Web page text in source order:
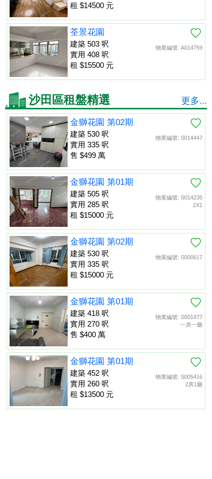
租 $14500 元
物業編號: A014759
荃景花園
建築 503 呎
實用 408 呎
租 $15500 元
沙田區租盤精選 更多...
物業編號: S014447
金獅花園 第02期
建築 530 呎
實用 335 呎
售 $499 萬
物業編號: S014235
2X1
金獅花園 第01期
建築 505 呎
實用 285 呎
租 $15000 元
物業編號: S000617
金獅花園 第02期
建築 530 呎
實用 335 呎
租 $15000 元
物業編號: S001977
一房一廳
金獅花園 第01期
建築 418 呎
實用 270 呎
售 $400 萬
物業編號: S005416
2房1廳
金獅花園 第01期
建築 452 呎
實用 260 呎
租 $13500 元